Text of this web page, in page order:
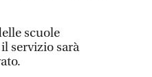
scuole
servizio sarà